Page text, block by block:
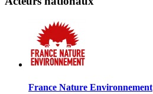
France Nature Environnement